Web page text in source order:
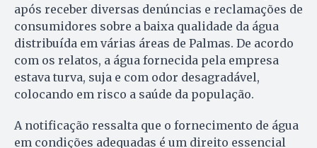
após receber diversas denúncias e reclamações de
consumidores sobre a baixa qualidade da água
distribuída em várias áreas de Palmas. De acordo
com os relatos, a água fornecida pela empresa
estava turva, suja e com odor desagradável,
colocando em risco a saúde da população.
A notificação ressalta que o fornecimento de água
em condições adequadas é um direito essencial